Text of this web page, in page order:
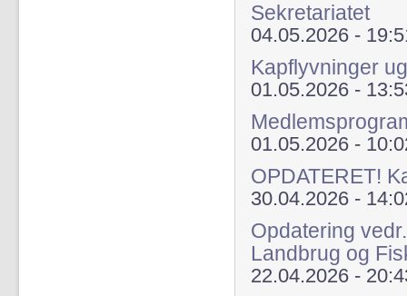
Sekretariatet
04.05.2026 -
Kapflyvninger
01.05.2026 -
01.05.2026 -
OPDATERET!
30.04.2026 -
Opdatering
Landbrug og
22.04.2026 -